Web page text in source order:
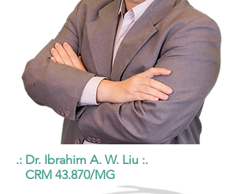
.: Dr. Ibrahim A. W. Liu :.
CRM 43.870/MG